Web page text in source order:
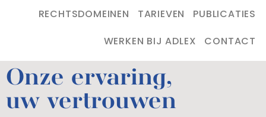
RECHTSDOMEINEN
TARIEVEN
PUBLICATIES
WERKEN BIJ ADLEX
CONTACT
Onze ervaring,
uw vertrouwen